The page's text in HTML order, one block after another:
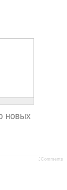
новых
JComments